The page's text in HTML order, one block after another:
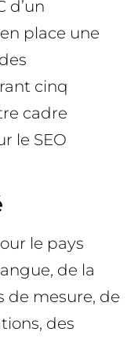
d’un
place une
cinq
cadre
le SEO
le pays
de la
de mesure, de
des